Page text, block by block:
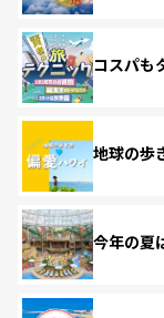
コスパも
地球の歩
今年の夏